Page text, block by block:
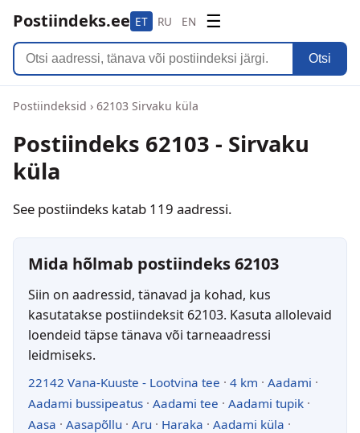
Postiindeks.ee ET RU EN ☰
Otsi
Postiindeksid › 62103 Sirvaku küla
Postiindeks 62103 - Sirvaku
küla
See postiindeks katab 119 aadressi.
Mida hõlmab postiindeks 62103
Siin on aadressid, tänavad ja kohad, kus
kasutatakse postiindeksit 62103. Kasuta allolevaid
loendeid täpse tänava või tarneaadressi
leidmiseks.
22142 Vana-Kuuste - Lootvina tee · 4 km · Aadami ·
Aadami bussipeatus · Aadami tee · Aadami tupik ·
Aasa · Aasapõllu · Aru · Haraka · Aadami küla ·